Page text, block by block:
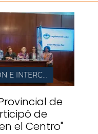
ARTICULACIÓN E INTERCAMBIO
de
de
el Centro"